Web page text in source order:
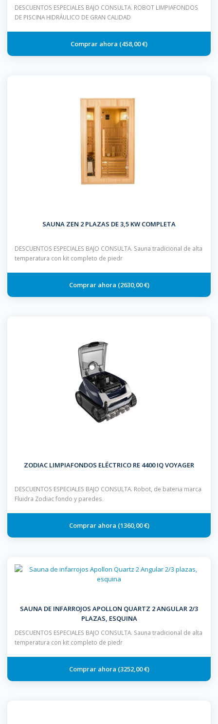
DESCUENTOS ESPECIALES BAJO CONSULTA. ROBOT LIMPIAFONDOS
DE PISCINA HIDRÁULICO DE GRAN CALIDAD
458,00 €
SAUNA ZEN 2 PLAZAS DE 3,5 KW COMPLETA
DESCUENTOS ESPECIALES BAJO CONSULTA. Sauna tradicional de alta
temperatura con kit completo de piedr
2630,00 €
ZODIAC LIMPIAFONDOS ELÉCTRICO RE 4400 IQ VOYAGER
DESCUENTOS ESPECIALES BAJO CONSULTA. Robot, de bateria marca
Fluidra Zodiac fondo y paredes.
1360,00 €
SAUNA DE INFARROJOS APOLLON QUARTZ 2 ANGULAR 2/3
PLAZAS, ESQUINA
DESCUENTOS ESPECIALES BAJO CONSULTA. Sauna tradicional de alta
temperatura con kit completo de piedr
3252,00 €